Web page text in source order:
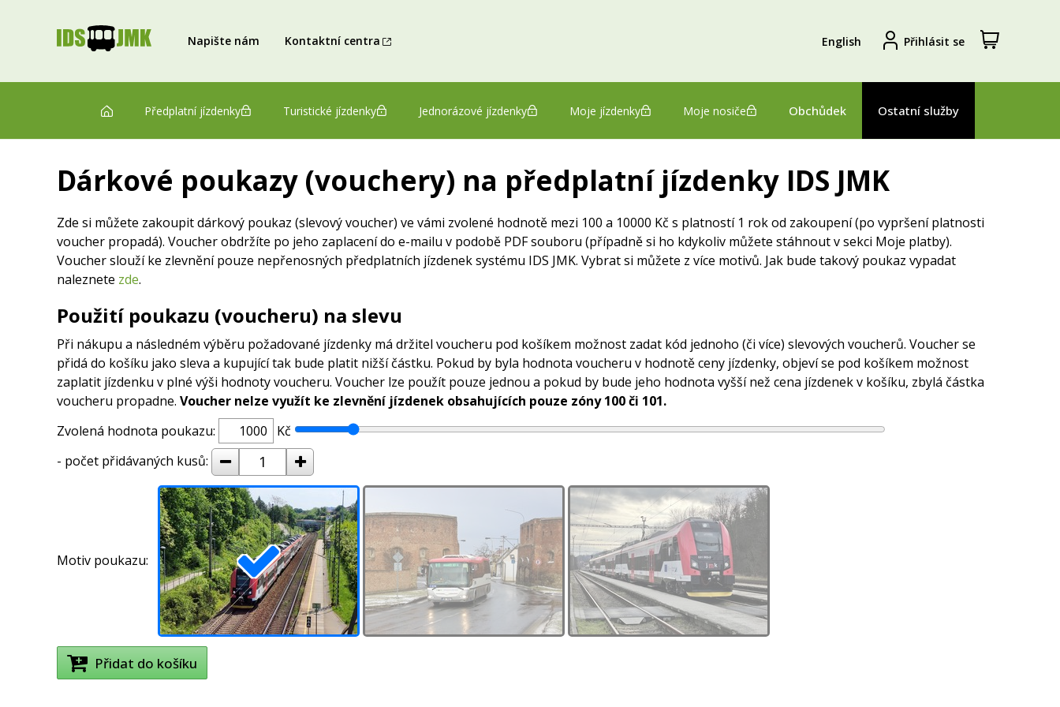
Napište nám Kontaktní centra English
Registrovat
Přihlásit se
Zobrazit
nákupní
Předplatní jízdenky Turistické jízdenky Jednorázové jízdenky Moje jízdenky Moje nosiče Obchůdek Ostatní služby
Dárkové poukazy (vouchery) na předplatní jízdenky IDS JMK
Zde si můžete zakoupit dárkový poukaz (slevový voucher) ve vámi zvolené hodnotě mezi 100 a 10000 Kč s platností 1 rok od zakoupení (po vypršení platnosti
voucher propadá). Voucher obdržíte po jeho zaplacení do e-mailu v podobě PDF souboru (případně si ho kdykoliv můžete stáhnout v sekci Moje platby).
Voucher slouží ke zlevnění pouze nepřenosných předplatních jízdenek systému IDS JMK. Vybrat si můžete z více motivů. Jak bude takový poukaz vypadat
naleznete zde.
Použití poukazu (voucheru) na slevu
Při nákupu a následném výběru požadované jízdenky má držitel voucheru pod košíkem možnost zadat kód jednoho (či více) slevových voucherů. Voucher se
přidá do košíku jako sleva a kupující tak bude platit nižší částku. Pokud by byla hodnota voucheru v hodnotě ceny jízdenky, objeví se pod košíkem možnost
zaplatit jízdenku v plné výši hodnoty voucheru. Voucher lze použít pouze jednou a pokud by bude jeho hodnota vyšší než cena jízdenek v košíku, zbylá částka
voucheru propadne. Voucher nelze využít ke zlevnění jízdenek obsahujících pouze zóny 100 či 101.
Zvolená hodnota poukazu:
Kč Rozsah:
- počet přidávaných kusů:
ubrat přidat
Motiv poukazu:
Vlak
1
Autobus
Vlak
2
Přidat do košíku